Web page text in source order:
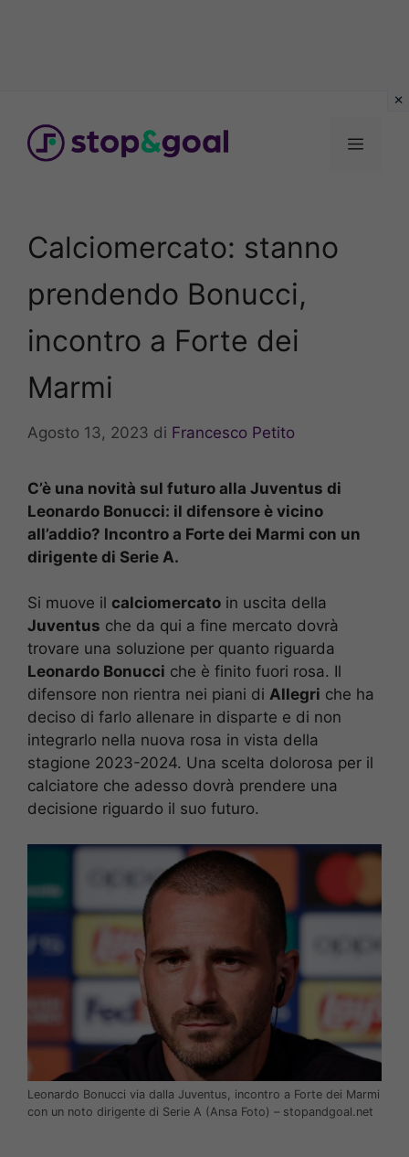
contenuto
Menu
Calciomercato: stanno
prendendo Bonucci,
incontro a Forte dei
Marmi
Agosto 13, 2023 di Francesco Petito
C’è una novità sul futuro alla Juventus di
Leonardo Bonucci: il difensore è vicino
all’addio? Incontro a Forte dei Marmi con un
dirigente di Serie A.
Si muove il calciomercato in uscita della
Juventus che da qui a fine mercato dovrà
trovare una soluzione per quanto riguarda
Leonardo Bonucci che è finito fuori rosa. Il
difensore non rientra nei piani di Allegri che ha
deciso di farlo allenare in disparte e di non
integrarlo nella nuova rosa in vista della
stagione 2023-2024. Una scelta dolorosa per il
calciatore che adesso dovrà prendere una
decisione riguardo il suo futuro.
Leonardo Bonucci via dalla Juventus, incontro a Forte dei Marmi
con un noto dirigente di Serie A (Ansa Foto) – stopandgoal.net